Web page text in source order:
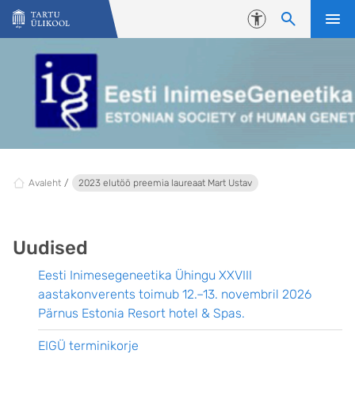
Liigu edasi põhisisu juurde
Juurdepääsetavus
Avaleht 2023 elutöö preemia laureaat Mart Ustav
Uudised
Eesti Inimesegeneetika Ühingu XXVIII
aastakonverents toimub 12.–13. novembril 2026
Pärnus Estonia Resort hotel & Spas.
EIGÜ terminikorje